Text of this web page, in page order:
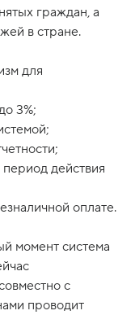
граждан, а
в стране.
для
3%;
действия
оплате.
момент система
с
проводит